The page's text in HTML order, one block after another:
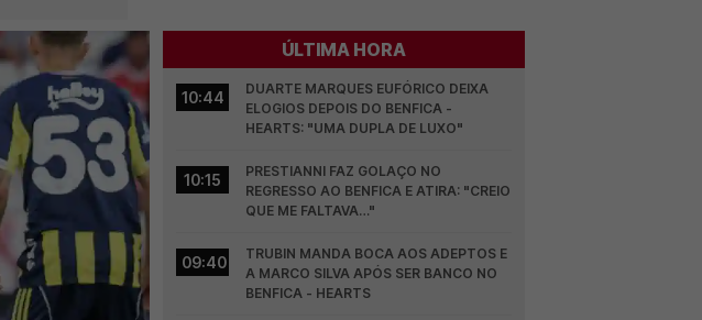
ÚLTIMA HORA
10:44
DUARTE MARQUES EUFÓRICO DEIXA
ELOGIOS DEPOIS DO BENFICA -
HEARTS: "UMA DUPLA DE LUXO"
10:15
PRESTIANNI FAZ GOLAÇO NO
REGRESSO AO BENFICA E ATIRA: "CREIO
QUE ME FALTAVA…"
09:40
TRUBIN MANDA BOCA AOS ADEPTOS E
A MARCO SILVA APÓS SER BANCO NO
BENFICA - HEARTS